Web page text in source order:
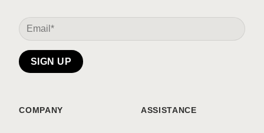
COMPANY ASSISTANCE